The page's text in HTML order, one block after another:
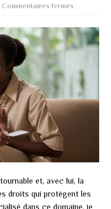
Commentaires fermés
et, avec lui, la
droits qui protègent les
dans ce domaine, je